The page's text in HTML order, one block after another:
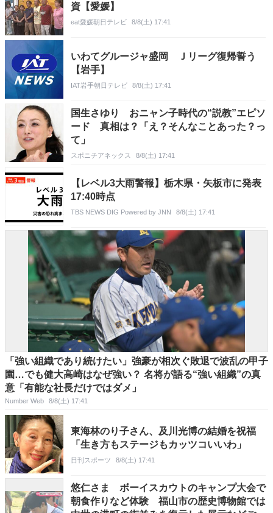
資【愛媛】
eat愛媛朝日テレビ 8/8(土) 17:41
いわてグルージャ盛岡 Ｊリーグ復帰誓う
【岩手】
IAT岩手朝日テレビ 8/8(土) 17:41
国生さゆり おニャン子時代の“説教”エピソ
ード 真相は？「え？そんなことあった？っ
て」
スポニチアネックス 8/8(土) 17:41
【レベル3大雨警報】栃木県・矢板市に発表
17:40時点
TBS NEWS DIG Powered by JNN 8/8(土) 17:41
「強い組織であり続けたい」強豪が相次ぐ敗退で波乱の甲子
園…でも健大高崎はなぜ強い？ 名将が語る“強い組織”の真
意「有能な社長だけではダメ」
Number Web 8/8(土) 17:41
東海林のり子さん、及川光博の結婚を祝福
「生き方もステージもカッツコいいわ」
日刊スポーツ 8/8(土) 17:41
悠仁さま ボーイスカウトのキャンプ大会で
朝食作りなど体験 福山市の歴史博物館では